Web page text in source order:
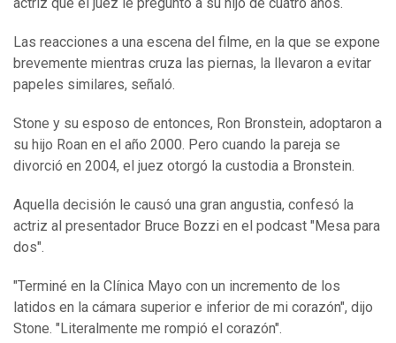
actriz que el juez le preguntó a su hijo de cuatro años.
Las reacciones a una escena del filme, en la que se expone
brevemente mientras cruza las piernas, la llevaron a evitar
papeles similares, señaló.
Stone y su esposo de entonces, Ron Bronstein, adoptaron a
su hijo Roan en el año 2000. Pero cuando la pareja se
divorció en 2004, el juez otorgó la custodia a Bronstein.
Aquella decisión le causó una gran angustia, confesó la
actriz al presentador Bruce Bozzi en el podcast "Mesa para
dos".
"Terminé en la Clínica Mayo con un incremento de los
latidos en la cámara superior e inferior de mi corazón", dijo
Stone. "Literalmente me rompió el corazón".